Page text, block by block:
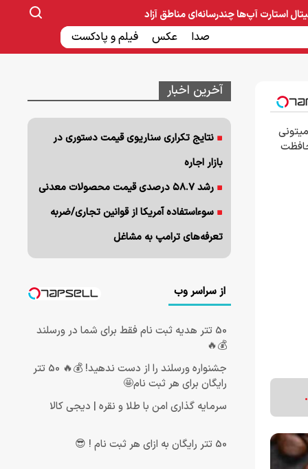
صنایع غذایی و دارویی ساخت و ساز بانک و بیمه
استارت آپ‌هاچندرسانه‌ای
صدا عکس فیلم و پادکست
مناطق آزاد
آخرین اخبار
نتایج تکراری سناریوی قیمت دستوری در
بازار اجاره
رشد ۵۸.۷ درصدی قیمت محصولات معدنی
سوءاستفاده آمریکا از قوانین تجاری/ضربه
تعرفه‌های ترامپ به مشاغل
از سراسر وب
50 تتر هدیه ثبت نام فقط برای شما در ورسلند
💰🔥
جشنواره ورسلند را از دست ندهید! 💰🔥 50 تتر
رایگان برای هر ثبت نام🤩
سرمایه گذاری امن با طلا و نقره | دیجی کالا
50 تتر رایگان به ازای هر ثبت نام ! 😎